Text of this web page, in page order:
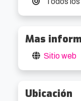
capacidad de
La banda
libre con
Mas
Sitio web
Ubicación